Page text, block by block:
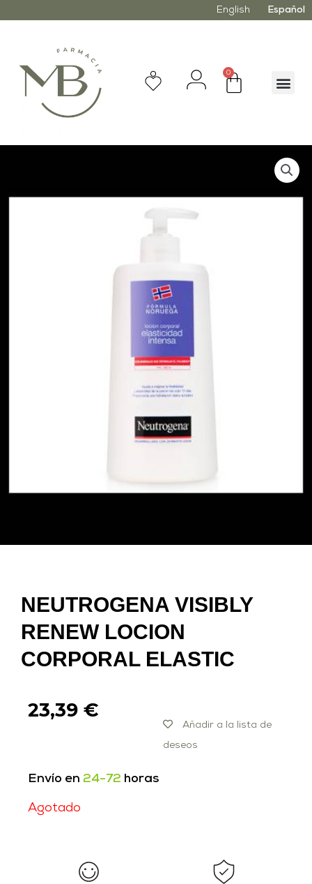
English Español
0
NEUTROGENA VISIBLY
RENEW LOCION
CORPORAL ELASTIC
23,39 €
Añadir a la lista de
deseos
Envío en 24-72 horas
Agotado